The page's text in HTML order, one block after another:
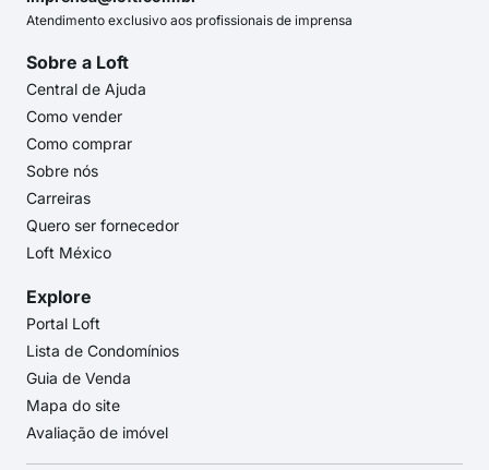
Atendimento exclusivo aos profissionais de imprensa
Sobre a Loft
Central de Ajuda
Como vender
Como comprar
Sobre nós
Carreiras
Quero ser fornecedor
Loft México
Explore
Portal Loft
Lista de Condomínios
Guia de Venda
Mapa do site
Avaliação de imóvel